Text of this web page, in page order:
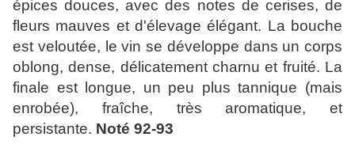
épices douces, avec des notes de cerises, de
fleurs mauves et d'élevage élégant. La bouche
est veloutée, le vin se développe dans un corps
oblong, dense, délicatement charnu et fruité. La
finale est longue, un peu plus tannique (mais
enrobée), fraîche, très aromatique, et
persistante. Noté 92-93